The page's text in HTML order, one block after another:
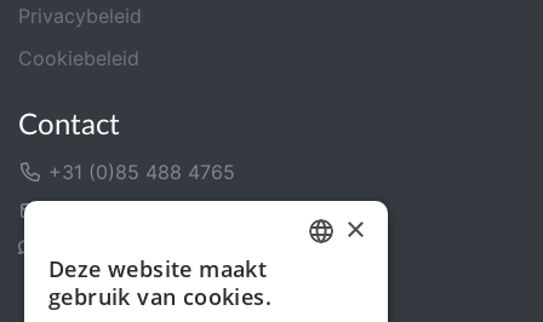
Privacybeleid
Cookiebeleid
Contact
+31 (0)85 488 4765
×
Deze website maakt
gebruik van cookies.